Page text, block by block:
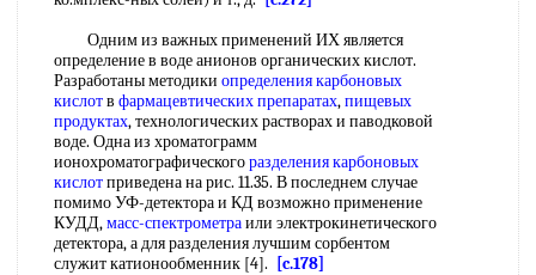
Одним из важных применений ИХ является
определение в воде анионов органических кислот.
Разработаны методики определения карбоновых
кислотв фармацевтических препаратах,пищевых
продуктах, технологических растворах и паводковой
воде. Одна из хроматограмм
ионохроматографическогоразделения карбоновых
кислотприведена на рис. 11.35. В последнем случае
помимо УФ-детектора и КД возможно применение
КУДД,масс-спектрометраили электрокинетического
детектора, а для разделения лучшим сорбентом
служит катионообменник [4].
[c.178]